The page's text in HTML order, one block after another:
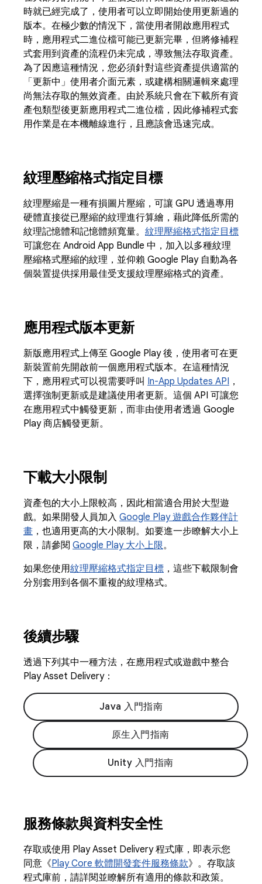
時就已經完成了，使用者可以立即開始使用更新過的
版本。在極少數的情況下，當使用者開啟應用程式
時，應用程式二進位檔可能已更新完畢，但將修補程
式套用到資產的流程仍未完成，導致無法存取資產。
為了因應這種情況，您必須針對這些資產提供適當的
「更新中」使用者介面元素，或建構相關邏輯來處理
尚無法存取的無效資產。由於系統只會在下載所有資
產包類型後更新應用程式二進位檔，因此修補程式套
用作業是在本機離線進行，且應該會迅速完成。
紋理壓縮格式指定目標
紋理壓縮是一種有損圖片壓縮，可讓 GPU 透過專用
硬體直接從已壓縮的紋理進行算繪，藉此降低所需的
紋理記憶體和記憶體頻寬量。 紋理壓縮格式指定目標
可讓您在 Android App Bundle 中，加入以多種紋理
壓縮格式壓縮的紋理，並仰賴 Google Play 自動為各
個裝置提供採用最佳受支援紋理壓縮格式的資產。
應用程式版本更新
新版應用程式上傳至 Google Play 後，使用者可在更
新裝置前先開啟前一個應用程式版本。在這種情況
下，應用程式可以視需要呼叫 In-App Updates API ，
選擇強制更新或是建議使用者更新。這個 API 可讓您
在應用程式中觸發更新，而非由使用者透過 Google
Play 商店觸發更新。
下載大小限制
資產包的大小上限較高，因此相當適合用於大型遊
戲。如果開發人員加入 Google Play 遊戲合作夥伴計
畫 ，也適用更高的大小限制。如要進一步瞭解大小上
限，請參閱 Google Play 大小上限。
如果您使用紋理壓縮格式指定目標 ，這些下載限制會
分別套用到各個不重複的紋理格式。
後續步驟
透過下列其中一種方法，在應用程式或遊戲中整合
Play Asset Delivery：
Java 入門指南
原生入門指南
Unity 入門指南
服務條款與資料安全性
存取或使用 Play Asset Delivery 程式庫，即表示您
同意《Play Core 軟體開發套件服務條款》。存取該
程式庫前，請詳閱並瞭解所有適用的條款和政策。